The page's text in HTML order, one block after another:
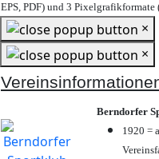
EPS, PDF) und 3 Pixelgrafikformate
×
×
Berndorfer
1920 =